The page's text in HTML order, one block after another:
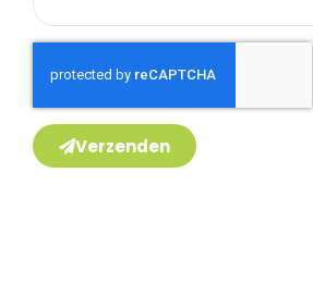
Verzenden